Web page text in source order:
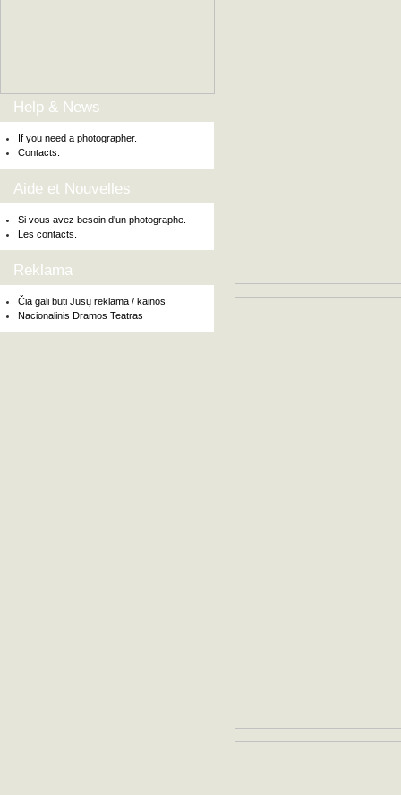
Help & News
If you need a photographer.
Contacts.
Aide et Nouvelles
Si vous avez besoin d'un photographe.
Les contacts.
Reklama
Čia gali būti Jūsų reklama / kainos
Nacionalinis Dramos Teatras